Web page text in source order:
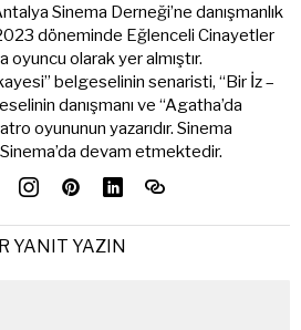
Sinema Derneği’ne danışmanlık
döneminde Eğlenceli Cinayetler
oyuncu olarak yer almıştır.
belgeselinin senaristi, “Bir İz –
danışmanı ve “Agatha’da
oyununun yazarıdır. Sinema
Sinema’da devam etmektedir.
YANIT YAZIN